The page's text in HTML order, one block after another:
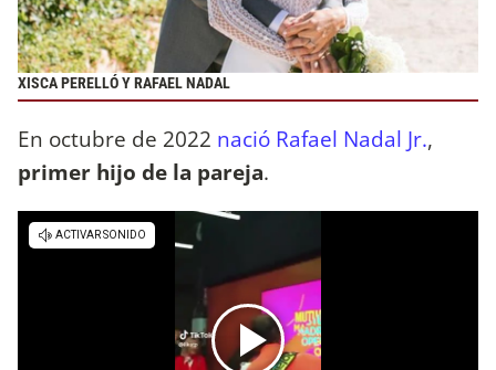
XISCA PERELLÓ Y RAFAEL NADAL
En octubre de 2022 nació Rafael Nadal Jr.,
primer hijo de la pareja.